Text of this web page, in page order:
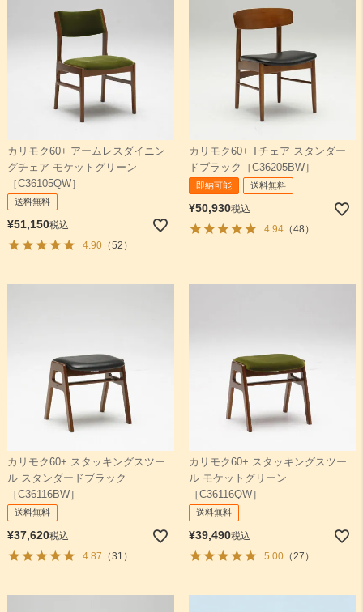
カリモク60+ アームレスダイニン
グチェア モケットグリーン
［C36105QW］
送料無料
¥51,150税込
4.90（52）
カリモク60+ Tチェア スタンダー
ドブラック［C36205BW］
即納可能 送料無料
¥50,930税込
4.94（48）
カリモク60+ スタッキングスツー
ル スタンダードブラック
［C36116BW］
送料無料
¥37,620税込
4.87 （31）
カリモク60+ スタッキングスツー
ル モケットグリーン
［C36116QW］
送料無料
¥39,490税込
5.00（27）